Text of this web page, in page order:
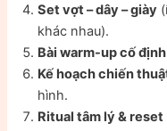
Set vợt – dây – giày
khác nhau).
Bài warm-up cố định
Kế hoạch chiến
hình.
Ritual tâm lý & reset